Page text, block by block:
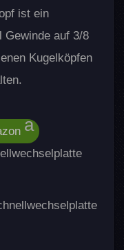
ist ein
auf 3/8
Kugelköpfen